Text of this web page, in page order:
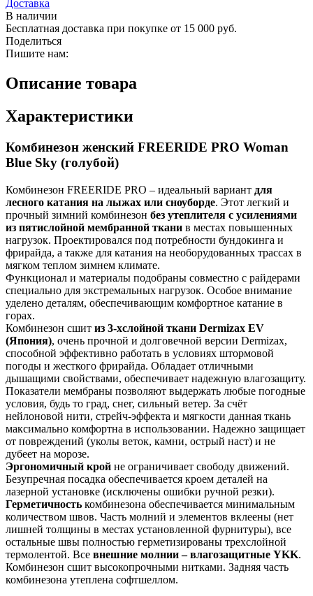
Доставка
В наличии
Бесплатная доставка при покупке от 15 000 руб.
Поделиться
Пишите нам:
Описание товара
Характеристики
Комбинезон женский FREERIDE PRO Woman
Blue Sky (голубой)
Комбинезон FREERIDE PRO – идеальный вариант для
лесного катания на лыжах или сноуборде. Этот легкий и
прочный зимний комбинезон без утеплителя с усилениями
из пятислойной мембранной ткани в местах повышенных
нагрузок. Проектировался под потребности бундокинга и
фрирайда, а также для катания на необорудованных трассах в
мягком теплом зимнем климате.
Функционал и материалы подобраны совместно с райдерами
специально для экстремальных нагрузок. Особое внимание
уделено деталям, обеспечивающим комфортное катание в
горах.
Комбинезон сшит из 3-хслойной ткани Dermizax EV
(Япония), очень прочной и долговечной версии Dermizax,
способной эффективно работать в условиях штормовой
погоды и жесткого фрирайда. Обладает отличными
дышащими свойствами, обеспечивает надежную влагозащиту.
Показатели мембраны позволяют выдержать любые погодные
условия, будь то град, снег, сильный ветер. За счёт
нейлоновой нити, стрейч-эффекта и мягкости данная ткань
максимально комфортна в использовании. Надежно защищает
от повреждений (уколы веток, камни, острый наст) и не
дубеет на морозе.
Эргономичный крой не ограничивает свободу движений.
Безупречная посадка обеспечивается кроем деталей на
лазерной установке (исключены ошибки ручной резки).
Герметичность комбинезона обеспечивается минимальным
количеством швов. Часть молний и элементов вклеены (нет
лишней толщины в местах установленной фурнитуры), все
остальные швы полностью герметизированы трехслойной
термолентой. Все внешние молнии – влагозащитные YKK.
Комбинезон сшит высокопрочными нитками. Задняя часть
комбинезона утеплена софтшеллом.